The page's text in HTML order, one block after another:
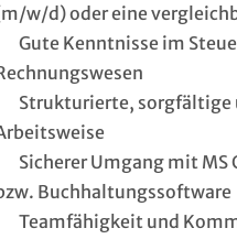
w/d) oder eine
Gute Kenntnisse im
Strukturierte, sorgfältige
Sicherer Umgang mit
Buchhaltungssoftware
Teamfähigkeit und